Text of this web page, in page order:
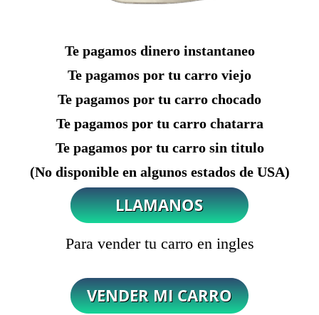
Te pagamos dinero instantaneo
Te pagamos por tu carro viejo
Te pagamos por tu carro chocado
Te pagamos por tu carro chatarra
Te pagamos por tu carro sin titulo
(No disponible en algunos estados de USA)
Para vender tu carro en ingles